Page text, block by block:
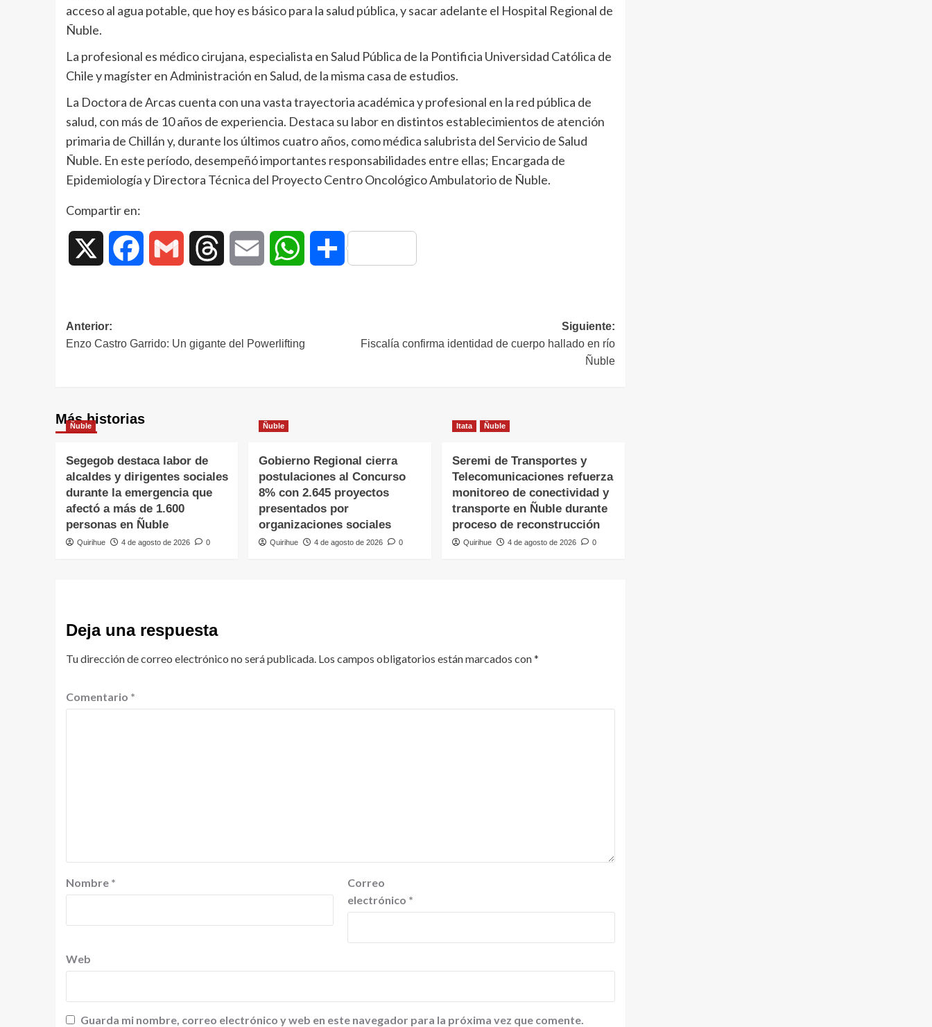
acceso al agua potable, que hoy es básico para la salud pública, y sacar adelante el Hospital Regional de
Ñuble.
La profesional es médico cirujana, especialista en Salud Pública de la Pontificia Universidad Católica de
Chile y magíster en Administración en Salud, de la misma casa de estudios.
La Doctora de Arcas cuenta con una vasta trayectoria académica y profesional en la red pública de
salud, con más de 10 años de experiencia. Destaca su labor en distintos establecimientos de atención
primaria de Chillán y, durante los últimos cuatro años, como médica salubrista del Servicio de Salud
Ñuble. En este período, desempeñó importantes responsabilidades entre ellas; Encargada de
Epidemiología y Directora Técnica del Proyecto Centro Oncológico Ambulatorio de Ñuble.
Compartir en:
Facebook Gmail Threads Email WhatsAppCompartir
Anterior:
Enzo Castro Garrido: Un gigante del Powerlifting
Siguiente:
Fiscalía confirma identidad de cuerpo hallado en río
Ñuble
Más historias
Ñuble
Segegob destaca labor de
alcaldes y dirigentes sociales
durante la emergencia que
afectó a más de 1.600
personas en Ñuble
Quirihue 4 de agosto de 2026 0
Ñuble
Gobierno Regional cierra
postulaciones al Concurso
8% con 2.645 proyectos
presentados por
organizaciones sociales
Quirihue 4 de agosto de 2026 0
Itata Ñuble
Seremi de Transportes y
Telecomunicaciones refuerza
monitoreo de conectividad y
transporte en Ñuble durante
proceso de reconstrucción
Quirihue 4 de agosto de 2026 0
Deja una respuesta
Tu dirección de correo electrónico no será publicada. Los campos obligatorios están marcados con*
Comentario *
Nombre *
Correo
electrónico *
Web
Guarda mi nombre, correo electrónico y web en este navegador para la próxima vez que comente.